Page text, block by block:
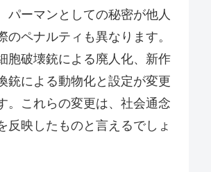
パーマンとしての秘密が他人
のペナルティも異なります。
胞破壊銃による廃人化、新作
銃による動物化と設定が変更
。これらの変更は、社会通念
反映したものと言えるでしょ